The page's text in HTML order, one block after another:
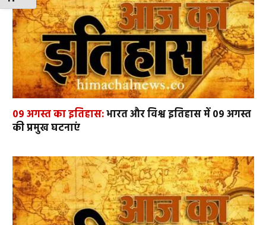
09 अगस्त का इतिहास:भारत और विश्व इतिहास में 09 अगस्त
की प्रमुख घटनाएं